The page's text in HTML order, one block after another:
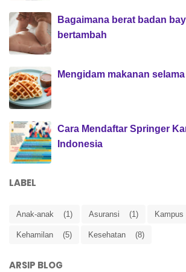
Bagaimana berat badan
bertambah
Mengidam makanan
Cara Mendaftar Springer
Indonesia
LABEL
Anak-anak (1) Asuransi (1) Kampus
Kehamilan (5) Kesehatan (8)
ARSIP BLOG